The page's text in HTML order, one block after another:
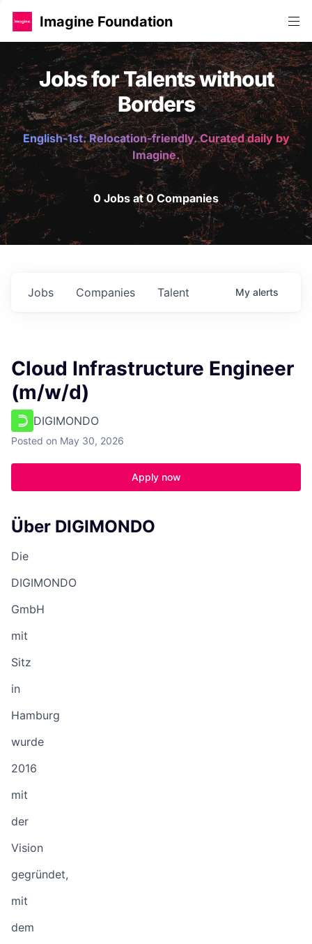
Imagine Foundation
Jobs for Talents without
Borders
English-1st. Relocation-friendly. Curated daily by
Imagine.
0 Jobs at 0 Companies
Jobs Companies Talent My alerts
Cloud Infrastructure Engineer
(m/w/d)
DIGIMONDO
Posted on May 30, 2026
Apply now
Über DIGIMONDO
Die
DIGIMONDO
GmbH
mit
Sitz
in
Hamburg
wurde
2016
mit
der
Vision
gegründet,
mit
dem